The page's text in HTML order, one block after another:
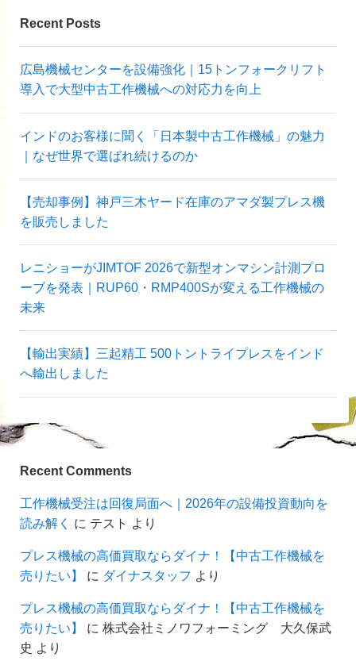
Recent Posts
広島機械センターを設備強化｜15トンフォークリフト
導入で大型中古工作機械への対応力を向上
インドのお客様に聞く「日本製中古工作機械」の魅力
｜なぜ世界で選ばれ続けるのか
【売却事例】神戸三木ヤード在庫のアマダ製プレス機
を販売しました
レニショーがJIMTOF 2026で新型オンマシン計測プロ
ーブを発表｜RUP60・RMP400Sが変える工作機械の
未来
【輸出実績】三起精工 500トントライプレスをインド
へ輸出しました
Recent Comments
工作機械受注は回復局面へ｜2026年の設備投資動向を
読み解く
に テスト より
プレス機械の高価買取ならダイナ！【中古工作機械を
売りたい】
に ダイナスタッフ より
プレス機械の高価買取ならダイナ！【中古工作機械を
売りたい】
に 株式会社ミノワフォーミング 大久保武
史 より